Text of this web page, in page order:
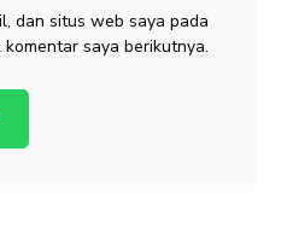
dan situs web saya pada
saya berikutnya.